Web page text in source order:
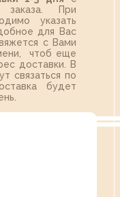
заказа. При
указать
для Вас
с Вами
чтоб еще
доставки. В
связаться по
будет